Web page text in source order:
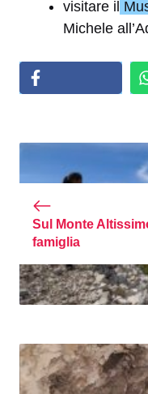
visitare il
Michele
Sul Monte
famiglia